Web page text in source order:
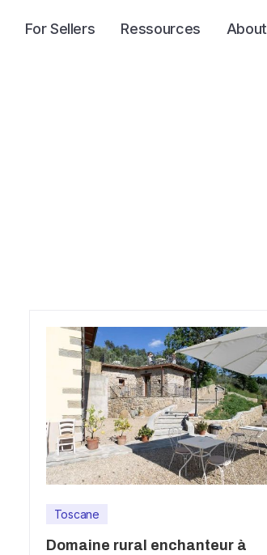
For Sellers Ressources About
Toscane
Domaine rural enchanteur à